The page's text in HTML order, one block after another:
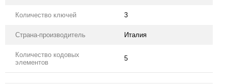
Количество ключей 3
Страна-производитель Италия
Количество кодовых
элементов
5